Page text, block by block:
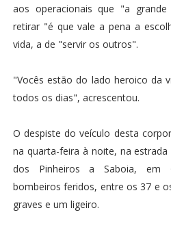
aos operacionais que "a
retirar "é que vale a pena a
vida, a de "servir os outros".
"Vocês estão do lado heroico da
todos os dias", acrescentou.
O despiste do veículo desta
na quarta-feira à noite, na
dos Pinheiros a Saboia, em
bombeiros feridos, entre os 37 e
graves e um ligeiro.